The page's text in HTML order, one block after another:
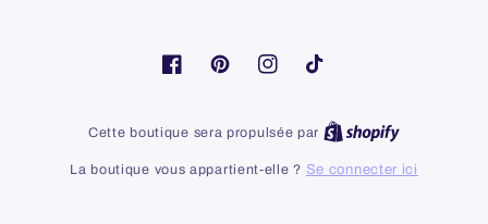
FacebookPinterestInstagramTikTok
Cette boutique sera propulsée par Shopify
La boutique vous appartient-elle ? Se connecter ici